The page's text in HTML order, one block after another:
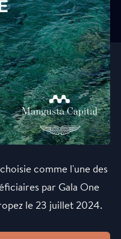
comme l'une des
par Gala One
le 23 juillet 2024.